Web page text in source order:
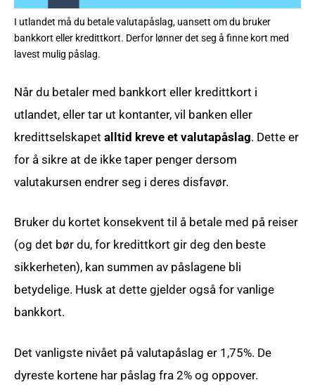
I utlandet må du betale valutapåslag, uansett om du bruker
bankkort eller kredittkort. Derfor lønner det seg å finne kort med
lavest mulig påslag.
Når du betaler med bankkort eller kredittkort i
utlandet, eller tar ut kontanter, vil banken eller
kredittselskapetalltid kreve et valutapåslag. Dette er
for å sikre at de ikke taper penger dersom
valutakursen endrer seg i deres disfavør.
Bruker du kortet konsekvent til å betale med på reiser
(og det bør du, for kredittkort gir deg den beste
sikkerheten), kan summen av påslagene bli
betydelige. Husk at dette gjelder også for vanlige
bankkort.
Det vanligste nivået på valutapåslag er 1,75%. De
dyreste kortene har påslag fra 2% og oppover.